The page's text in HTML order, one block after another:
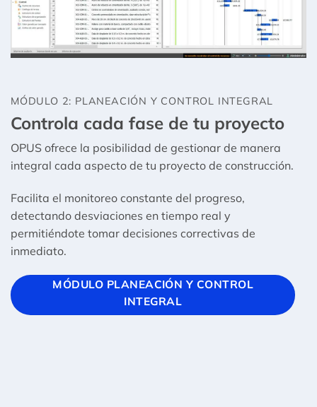
MÓDULO 2: PLANEACIÓN Y CONTROL INTEGRAL
Controla cada fase de tu proyecto
OPUS ofrece la posibilidad de gestionar de manera
integral cada aspecto de tu proyecto de construcción.
Facilita el monitoreo constante del progreso,
detectando desviaciones en tiempo real y
permitiéndote tomar decisiones correctivas de
inmediato.
MÓDULO PLANEACIÓN Y CONTROL
INTEGRAL